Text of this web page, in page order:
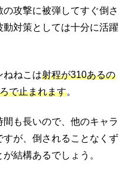
攻撃に被弾してすぐ倒さ
対策としては十分に活躍
ねねこは射程が310あるの
で止まれます。
も長いので、他のキャラ
が、倒されることなくず
結構あるでしょう。